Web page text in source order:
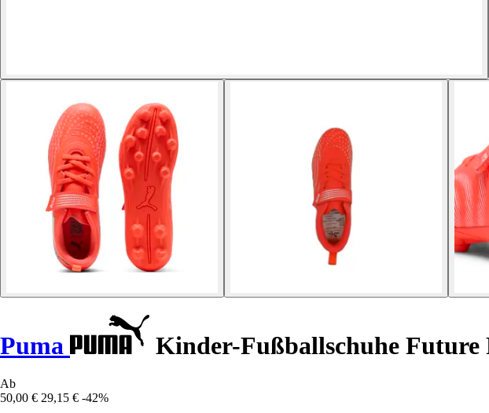
Puma Kinder-Fußballschuhe Future
Ab
50,00 € 29,15 € -42%